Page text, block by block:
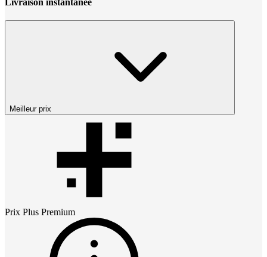
Meilleur prix
Prix Plus Premium